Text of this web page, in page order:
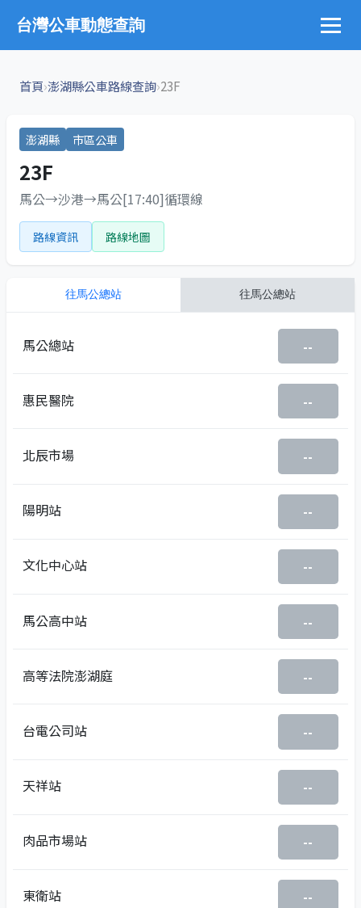
台灣公車動態查詢
首頁›澎湖縣公車路線查詢›23F
澎湖縣 市區公車
23F
馬公→沙港→馬公[17:40]循環線
路線資訊 路線地圖
往馬公總站 往馬公總站
馬公總站 --
惠民醫院 --
北辰市場 --
陽明站 --
文化中心站 --
馬公高中站 --
高等法院澎湖庭 --
台電公司站 --
天祥站 --
肉品市場站 --
東衛站 --